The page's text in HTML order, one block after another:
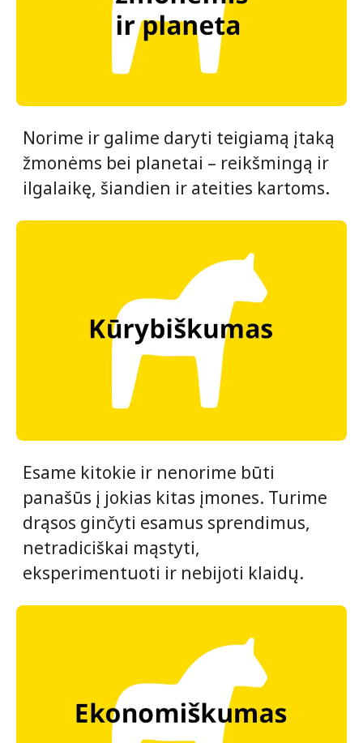
Norime ir galime daryti teigiamą įtaką
žmonėms bei planetai – reikšmingą ir
ilgalaikę, šiandien ir ateities kartoms.
Esame kitokie ir nenorime būti
panašūs į jokias kitas įmones. Turime
drąsos ginčyti esamus sprendimus,
netradiciškai mąstyti,
eksperimentuoti ir nebijoti klaidų.